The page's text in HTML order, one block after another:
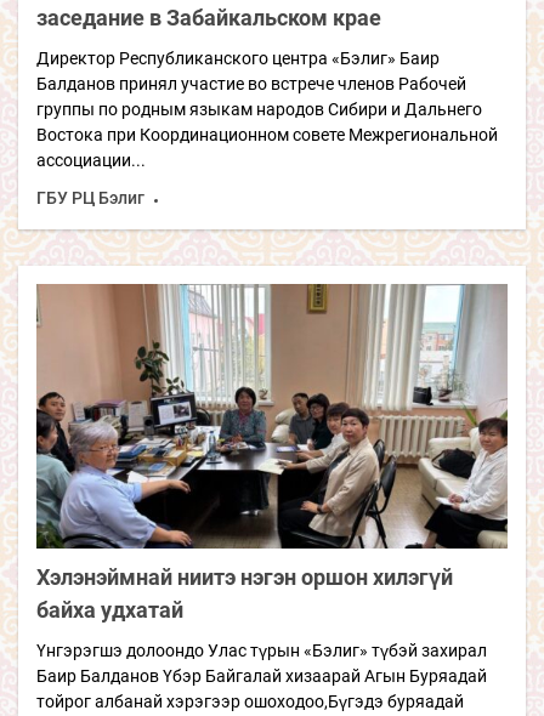
заседание в Забайкальском крае
Директор Республиканского центра «Бэлиг» Баир
Балданов принял участие во встрече членов Рабочей
группы по родным языкам народов Сибири и Дальнего
Востока при Координационном совете Межрегиональной
ассоциации...
ГБУ РЦ Бэлиг
Хэлэнэймнай ниитэ нэгэн оршон хилэгүй
байха удхатай
Үнгэрэгшэ долоондо Улас түрын «Бэлиг» түбэй захирал
Баир Балданов Үбэр Байгалай хизаарай Агын Буряадай
тойрог албанай хэрэгээр ошоходоо,Бүгэдэ буряадай